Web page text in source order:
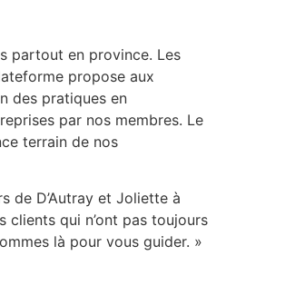
partout en province. Les
propose aux
des pratiques en
par nos membres. Le
terrain de nos
de D’Autray et Joliette à
qui n’ont pas toujours
là pour vous guider. »